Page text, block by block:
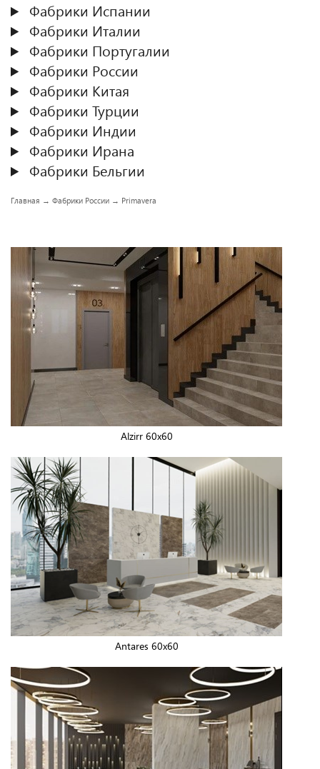
Фабрики Испании
Фабрики Италии
Фабрики Португалии
Фабрики России
Фабрики Китая
Фабрики Турции
Фабрики Индии
Фабрики Ирана
Фабрики Бельгии
Главная → Фабрики России → Primavera
Alzirr 60x60
Antares 60x60